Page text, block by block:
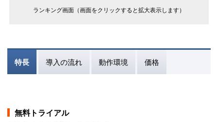
ランキング画面（画面をクリックすると拡大表示します）
特長 導入の流れ 動作環境 価格
無料トライアル